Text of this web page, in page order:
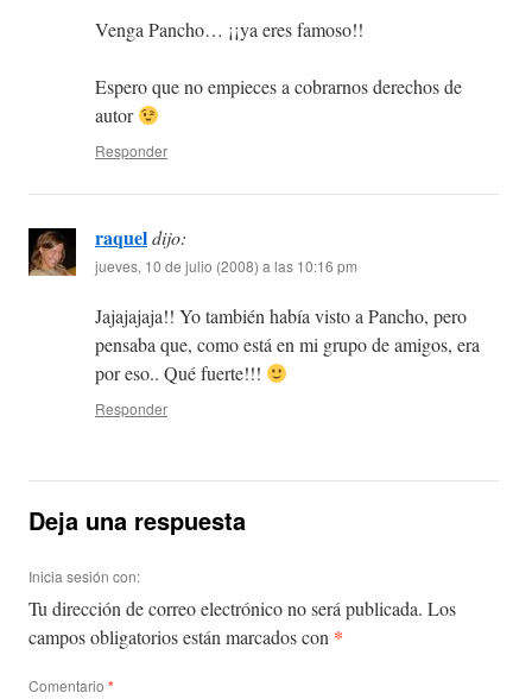
Venga Pancho… ¡¡ya eres famoso!!
Espero que no empieces a cobrarnos derechos de
autor
Responder
raqueldijo:
jueves, 10 de julio (2008) a las 10:16 pm
Jajajajaja!! Yo también había visto a Pancho, pero
pensaba que, como está en mi grupo de amigos, era
por eso.. Qué fuerte!!!
Responder
Deja una respuesta
Inicia sesión con:
Tu dirección de correo electrónico no será publicada. Los
campos obligatorios están marcados con *
Comentario *